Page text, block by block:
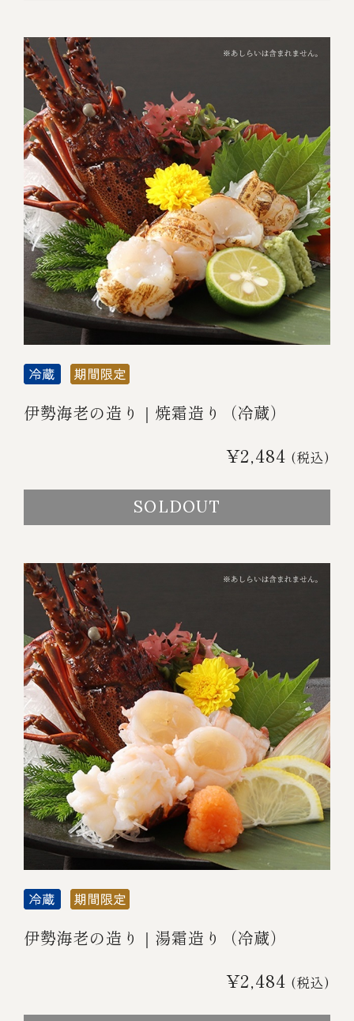
常温商品一覧
伊勢海老料理一覧
季節限定商品
ご利用ガイド
伊勢海老の造り｜焼霜造り（冷蔵）
¥2,484 (税込)
SOLDOUT
伊勢海老の造り｜湯霜造り（冷蔵）
¥2,484 (税込)